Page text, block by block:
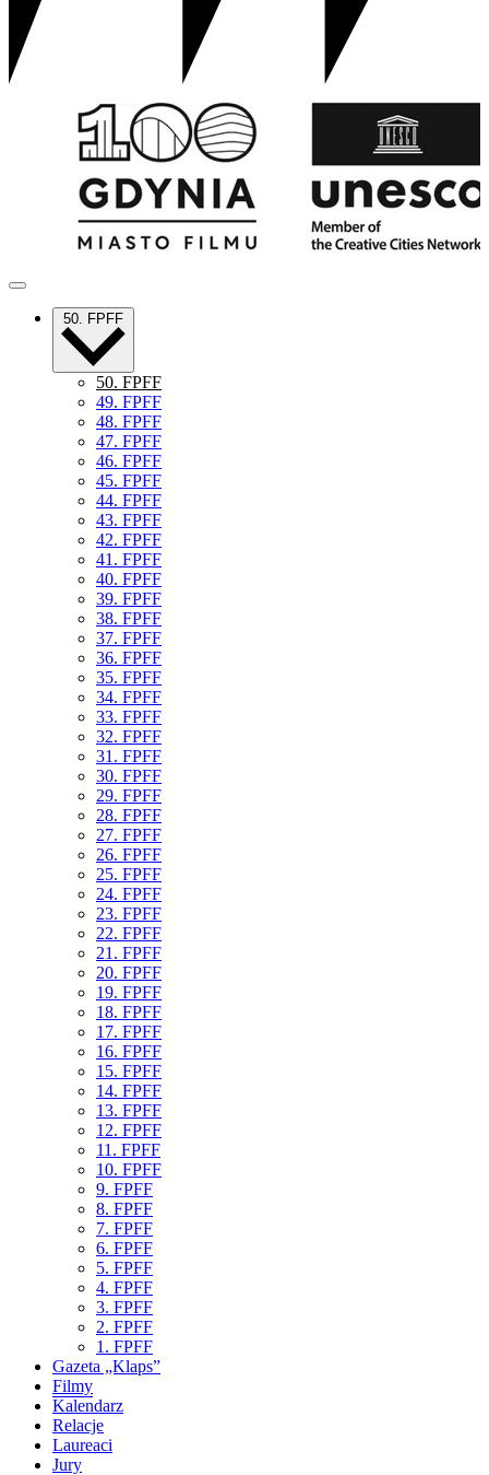
50. FPFF
50. FPFF
49. FPFF
48. FPFF
47. FPFF
46. FPFF
45. FPFF
44. FPFF
43. FPFF
42. FPFF
41. FPFF
40. FPFF
39. FPFF
38. FPFF
37. FPFF
36. FPFF
35. FPFF
34. FPFF
33. FPFF
32. FPFF
31. FPFF
30. FPFF
29. FPFF
28. FPFF
27. FPFF
26. FPFF
25. FPFF
24. FPFF
23. FPFF
22. FPFF
21. FPFF
20. FPFF
19. FPFF
18. FPFF
17. FPFF
16. FPFF
15. FPFF
14. FPFF
13. FPFF
12. FPFF
11. FPFF
10. FPFF
9. FPFF
8. FPFF
7. FPFF
6. FPFF
5. FPFF
4. FPFF
3. FPFF
2. FPFF
1. FPFF
Gazeta „Klaps”
Filmy
Kalendarz
Relacje
Laureaci
Jury